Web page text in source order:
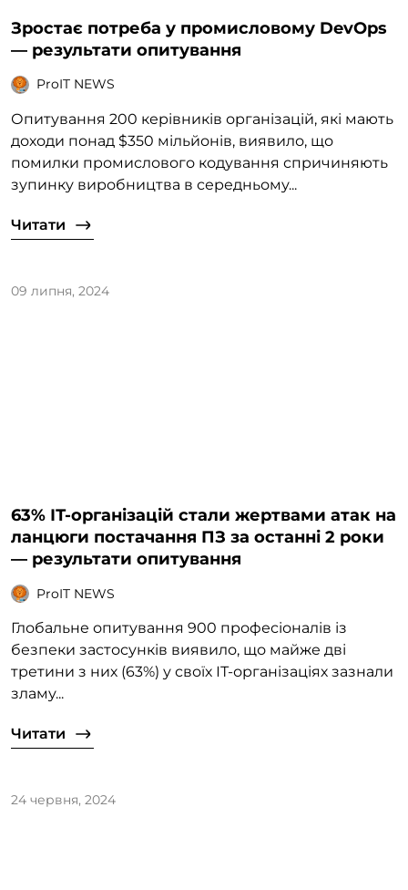
Зростає потреба у промисловому DevOps
— результати опитування
ProIT NEWS
Опитування 200 керівників організацій, які мають
доходи понад $350 мільйонів, виявило, що
помилки промислового кодування спричиняють
зупинку виробництва в середньому...
Читати
09 липня, 2024
63% ІТ-організацій стали жертвами атак на
ланцюги постачання ПЗ за останні 2 роки
— результати опитування
ProIT NEWS
Глобальне опитування 900 професіоналів із
безпеки застосунків виявило, що майже дві
третини з них (63%) у своїх ІТ-організаціях зазнали
зламу...
Читати
24 червня, 2024